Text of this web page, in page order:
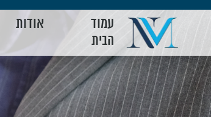
עמוד
הבית
אודות